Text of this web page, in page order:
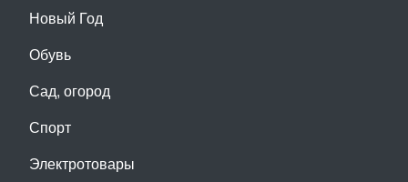
Новый Год
Обувь
Сад, огород
Спорт
Электротовары